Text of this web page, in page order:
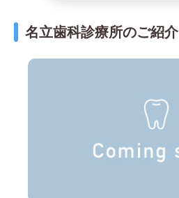
名立歯科診療所のご紹介